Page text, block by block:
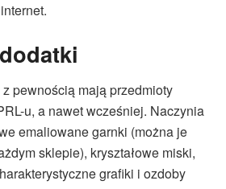
pewnością mają przedmioty
u, a nawet wcześniej. Naczynia
emaliowane garnki (można je
sklepie), kryształowe miski,
grafiki i ozdoby